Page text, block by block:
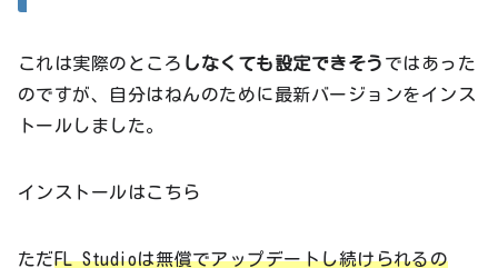
これは実際のところ しなくても設定できそう ではあった
のですが、自分はねんのために最新バージョンをインス
トールしました。
インストールはこちら
ただFL Studioは無償でアップデートし続けられるの